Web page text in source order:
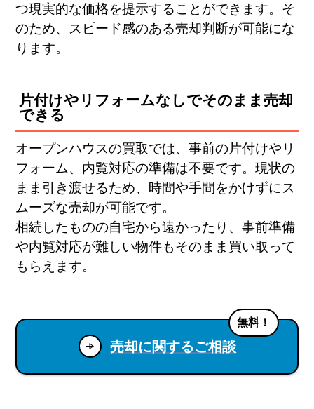
つ現実的な価格を提示することができます。そ
のため、スピード感のある売却判断が可能にな
ります。
片付けやリフォームなしでそのまま売却
できる
オープンハウスの買取では、事前の片付けやリ
フォーム、内覧対応の準備は不要です。現状の
まま引き渡せるため、時間や手間をかけずにス
ムーズな売却が可能です。
相続したものの自宅から遠かったり、事前準備
や内覧対応が難しい物件もそのまま買い取って
もらえます。
売却に関するご相談
無料！